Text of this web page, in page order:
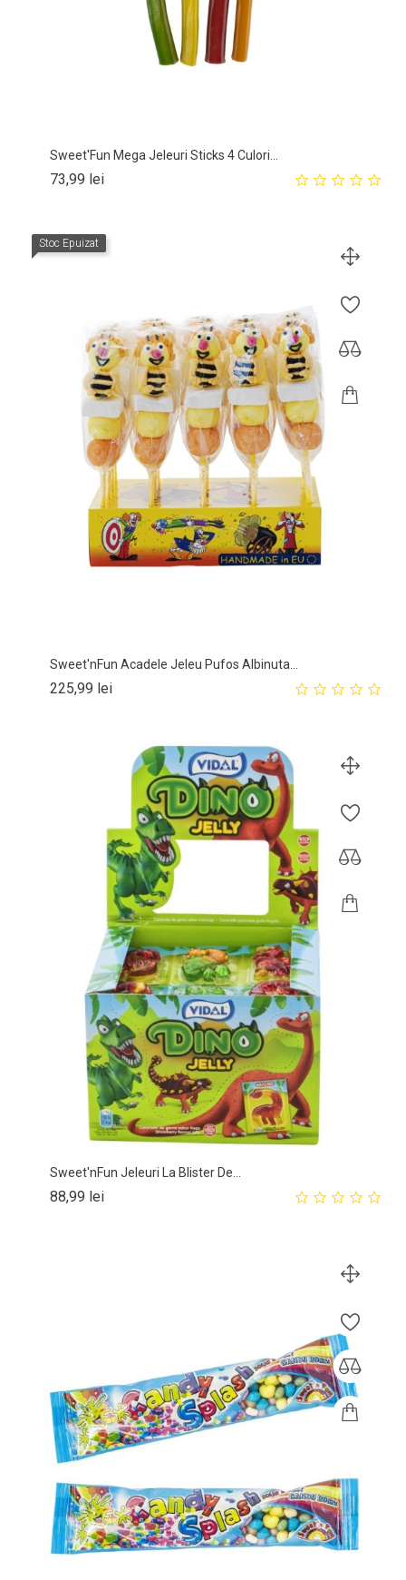
Sweet'Fun Mega Jeleuri Sticks 4 Culori...
73,99 leiPret
Stoc Epuizat
Sweet'nFun Acadele Jeleu Pufos Albinuta...
225,99 leiPret
Sweet'nFun Jeleuri La Blister De...
88,99 leiPret